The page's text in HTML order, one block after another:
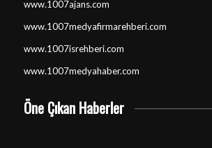
www.1007ajans.com
www.1007medyafirmarehberi.com
www.1007isrehberi.com
www.1007medyahaber.com
Öne Çıkan Haberler